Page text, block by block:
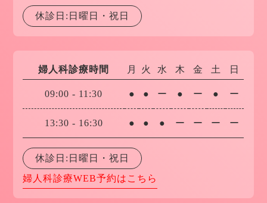
休診日:日曜日・祝日
婦人科診療時間 月 火 水 木 金 土 日
09:00 - 11:30 ● ● ー ● ー ● ー
13:30 - 16:30 ● ● ● ー ー ー ー
休診日:日曜日・祝日
婦人科診療WEB予約はこちら